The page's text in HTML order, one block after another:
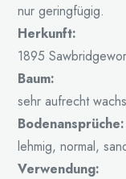
nur geringfügig.
Herkunft:
1895
Baum:
sehr aufrecht
Bodenansprüche:
lehmig, normal,
Verwendung: